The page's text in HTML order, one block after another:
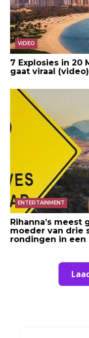
VIDEO
7 Explosies in 20
gaat viraal (video)
ENTERTAINMENT
Rihanna’s meest
moeder van drie
rondingen in